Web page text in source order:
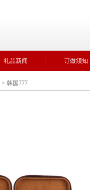
礼品新闻 订做须知
> 韩国777